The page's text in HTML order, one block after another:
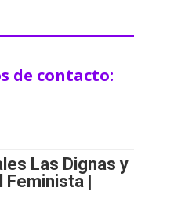
de contacto:
Las Dignas y
|